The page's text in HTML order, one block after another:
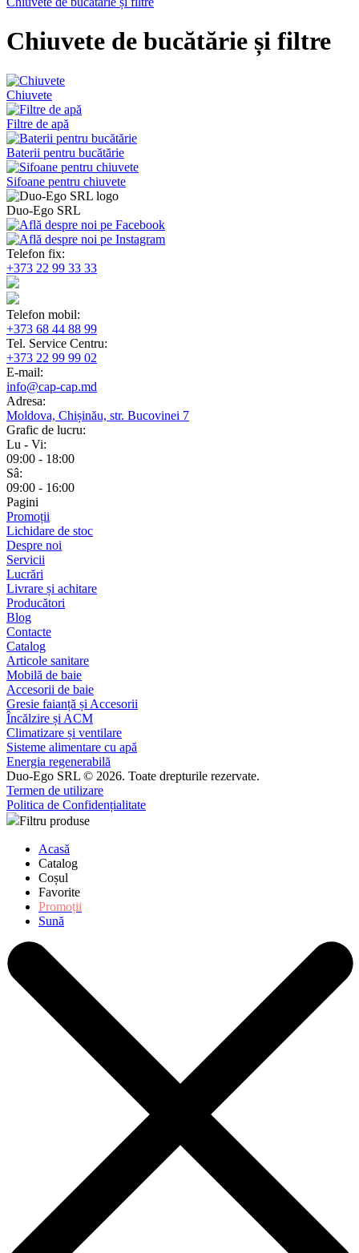
Chiuvete de bucătărie și filtre
Chiuvete
Filtre de apă
Baterii pentru bucătărie
Sifoane pentru chiuvete
Duo-Ego SRL
Telefon fix:
+373 22 99 33 33
Telefon mobil:
+373 68 44 88 99
Tel. Service Centru:
+373 22 99 99 02
E-mail:
info@cap-cap.md
Adresa:
Moldova, Chișinău, str. Bucovinei 7
Grafic de lucru:
Lu - Vi:
09:00 - 18:00
Sâ:
09:00 - 16:00
Pagini
Promoții
Lichidare de stoc
Despre noi
Servicii
Lucrări
Livrare și achitare
Producători
Blog
Contacte
Catalog
Articole sanitare
Mobilă de baie
Accesorii de baie
Gresie faianță și Accesorii
Încălzire și ACM
Climatizare și ventilare
Sisteme alimentare cu apă
Energia regenerabilă
Duo-Ego SRL © 2026. Toate drepturile rezervate.
Termen de utilizare
Politica de Confidențialitate
Filtru produse
Acasă
Catalog
Coșul
Favorite
Promoții
Sună